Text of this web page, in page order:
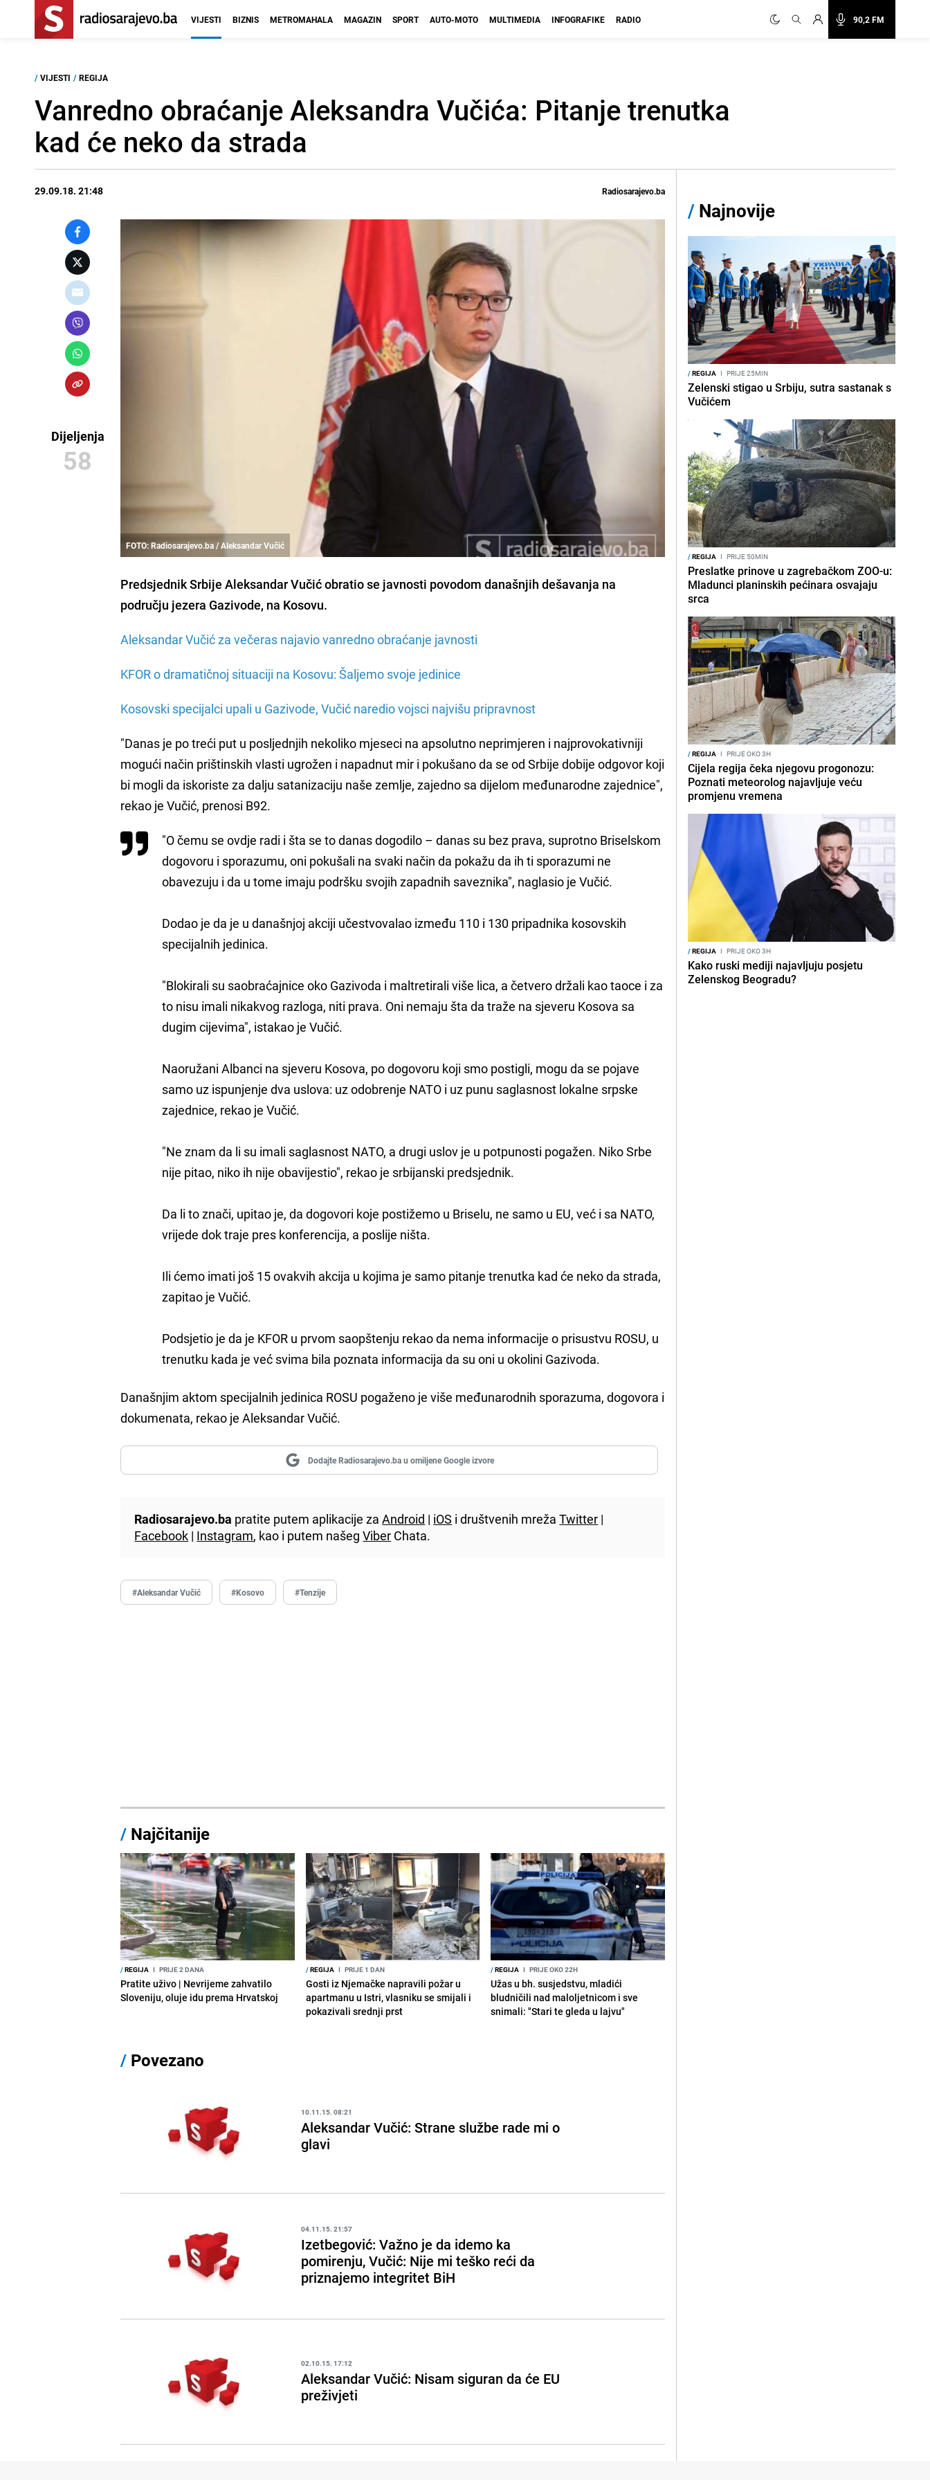
90,2 FM
VIJESTI BIZNIS METROMAHALA MAGAZIN SPORT AUTO-MOTO MULTIMEDIA INFOGRAFIKE RADIO
/ VIJESTI / REGIJA
Vanredno obraćanje Aleksandra Vučića: Pitanje trenutka
kad će neko da strada
29.09.18. 21:48 Radiosarajevo.ba
Dijeljenja
58
FOTO: Radiosarajevo.ba / Aleksandar Vučić
Predsjednik SrbijeAleksandar Vučićobratio se javnosti povodom današnjih dešavanja na
području jezera Gazivode, na Kosovu.
Aleksandar Vučić za večeras najavio vanredno obraćanje javnosti
KFOR o dramatičnoj situaciji na Kosovu: Šaljemo svoje jedinice
Kosovski specijalci upali u Gazivode, Vučić naredio vojsci najvišu pripravnost
"Danas je po treći put u posljednjih nekoliko mjeseci na apsolutno neprimjeren i najprovokativniji
mogući način prištinskih vlasti ugrožen i napadnut mir i pokušano da se od Srbije dobije odgovor koji
bi mogli da iskoriste za dalju satanizaciju naše zemlje, zajedno sa dijelom međunarodne zajednice",
rekao je Vučić, prenosi B92.
"O čemu se ovdje radi i šta se to danas dogodilo – danas su bez prava, suprotno Briselskom
dogovoru i sporazumu, oni pokušali na svaki način da pokažu da ih ti sporazumi ne
obavezuju i da u tome imaju podršku svojih zapadnih saveznika", naglasio je Vučić.
Dodao je da je u današnjoj akciji učestvovalao između 110 i 130 pripadnika kosovskih
specijalnih jedinica.
"Blokirali su saobraćajnice oko Gazivoda i maltretirali više lica, a četvero držali kao taoce i za
to nisu imali nikakvog razloga, niti prava. Oni nemaju šta da traže na sjeveru Kosova sa
dugim cijevima", istakao je Vučić.
Naoružani Albanci na sjeveru Kosova, po dogovoru koji smo postigli, mogu da se pojave
samo uz ispunjenje dva uslova: uz odobrenje NATO i uz punu saglasnost lokalne srpske
zajednice, rekao je Vučić.
"Ne znam da li su imali saglasnost NATO, a drugi uslov je u potpunosti pogažen. Niko Srbe
nije pitao, niko ih nije obavijestio", rekao je srbijanski predsjednik.
Da li to znači, upitao je, da dogovori koje postižemo u Briselu, ne samo u EU, već i sa NATO,
vrijede dok traje pres konferencija, a poslije ništa.
Ili ćemo imati još 15 ovakvih akcija u kojima je samo pitanje trenutka kad će neko da strada,
zapitao je Vučić.
Podsjetio je da je KFOR u prvom saopštenju rekao da nema informacije o prisustvu ROSU, u
trenutku kada je već svima bila poznata informacija da su oni u okolini Gazivoda.
Današnjim aktom specijalnih jedinica ROSU pogaženo je više međunarodnih sporazuma, dogovora i
dokumenata, rekao je Aleksandar Vučić.
Dodajte Radiosarajevo.ba u omiljene Google izvore
Radiosarajevo.ba pratite putem aplikacije zaAndroid | iOS i društvenih mrežaTwitter |
Facebook | Instagram, kao i putem našegViber Chata.
#Aleksandar Vučić #Kosovo #Tenzije
/ Najčitanije
/REGIJA I PRIJE 2 DANA
Pratite uživo | Nevrijeme zahvatilo
Sloveniju, oluje idu prema Hrvatskoj
/REGIJA I PRIJE 1 DAN
Gosti iz Njemačke napravili požar u
apartmanu u Istri, vlasniku se smijali i
pokazivali srednji prst
/REGIJA I PRIJE OKO 22H
Užas u bh. susjedstvu, mladići
bludničili nad maloljetnicom i sve
snimali: "Stari te gleda u lajvu"
/ Povezano
10.11.15. 08:21
Aleksandar Vučić: Strane službe rade mi o
glavi
04.11.15. 21:57
Izetbegović: Važno je da idemo ka
pomirenju, Vučić: Nije mi teško reći da
priznajemo integritet BiH
02.10.15. 17:12
Aleksandar Vučić: Nisam siguran da će EU
preživjeti
/ Najnovije
/REGIJA I PRIJE 25MIN
Zelenski stigao u Srbiju, sutra sastanak s
Vučićem
/REGIJA I PRIJE 50MIN
Preslatke prinove u zagrebačkom ZOO-u:
Mladunci planinskih pećinara osvajaju
srca
/REGIJA I PRIJE OKO 3H
Cijela regija čeka njegovu progonozu:
Poznati meteorolog najavljuje veću
promjenu vremena
/REGIJA I PRIJE OKO 3H
Kako ruski mediji najavljuju posjetu
Zelenskog Beogradu?